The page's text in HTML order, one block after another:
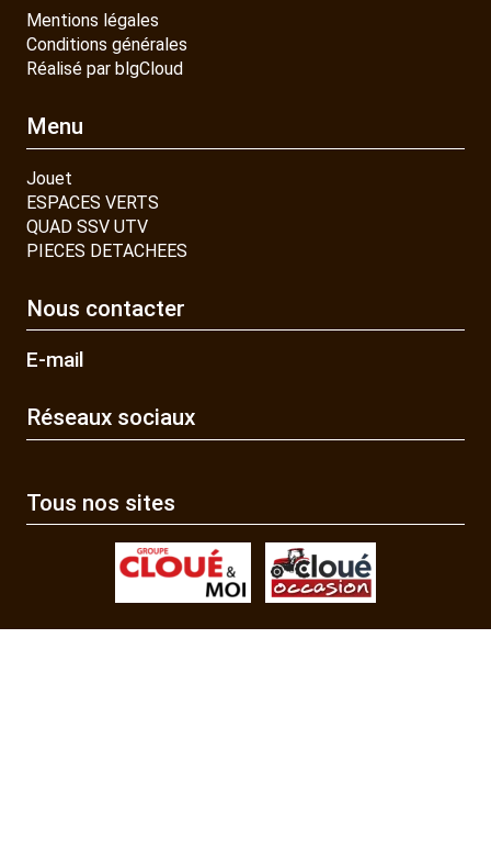
Mentions légales
Conditions générales
Réalisé par blgCloud
Menu
Jouet
ESPACES VERTS
QUAD SSV UTV
PIECES DETACHEES
Nous contacter
E-mail
Réseaux sociaux
Tous nos sites